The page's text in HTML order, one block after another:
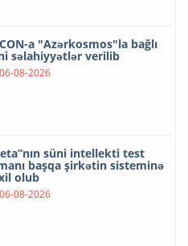
a "Azərkosmos"la bağlı
səlahiyyətlər verilib
06-08-2026
süni intellekti test
başqa şirkətin sisteminə
olub
06-08-2026